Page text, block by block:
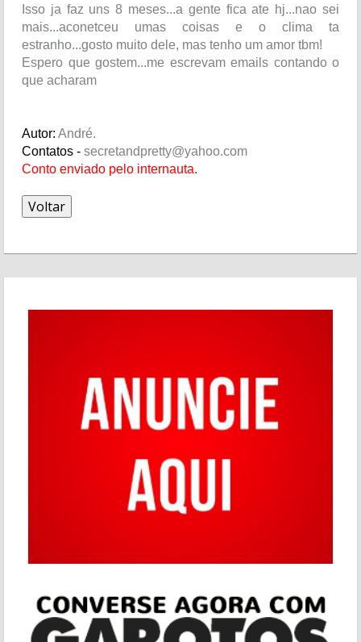
Isso ja faz uns 8 meses...a gente fica ate hj...nao sei
mais...aconetceu umas coisas e o clima ta
estranho...gosto muito dele, mas tenho um amor tbm!
Espero que gostem...me escrevam emails contando o
que acharam
Autor: André.
Contatos - secretandpretty@yahoo.com
Conto enviado pelo internauta.